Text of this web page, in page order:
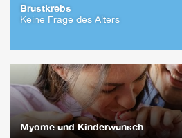
Brustkrebs
Keine Frage des Alters
Myome und Kinderwunsch